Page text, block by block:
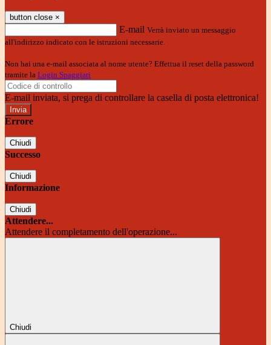
button close ×
E-mail Verrà inviato un messaggio
all'indirizzo indicato con le istruzioni necessarie.
Non hai una e-mail associata al nome utente? Effettua il reset della password
tramite la Login Spaggiari
E-mail inviata, si prega di controllare la casella di posta elettronica!
Errore
Chiudi
Successo
Chiudi
Informazione
Chiudi
Attendere...
Attendere il completamento dell'operazione...
Chiudi